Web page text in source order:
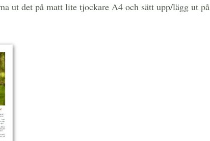
ut det på matt lite tjockare A4 och sätt upp/lägg ut på